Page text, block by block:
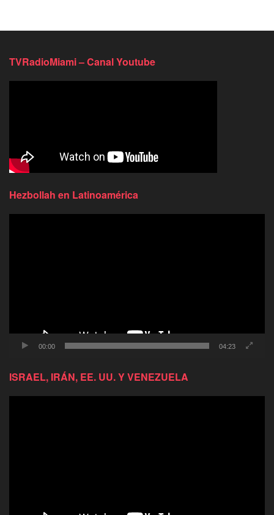
TVRadioMiami – Canal Youtube
Hezbollah en Latinoamérica
00:00 04:23
ISRAEL, IRÁN, EE. UU. Y VENEZUELA